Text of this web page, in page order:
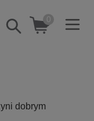
Pokaż/schowaj
wyszukiwarkę
0
dobrym